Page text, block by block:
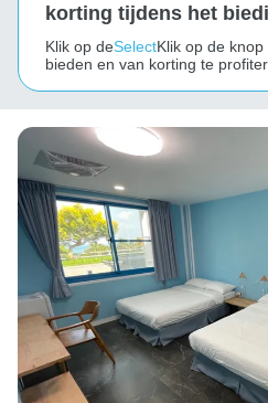
korting tijdens het
Klik op deSelectKlik op de
bieden en van korting te